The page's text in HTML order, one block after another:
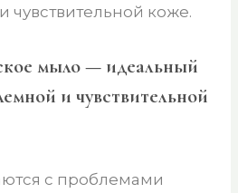
чувствительной коже.
мыло — идеальный
и чувствительной
с проблемами